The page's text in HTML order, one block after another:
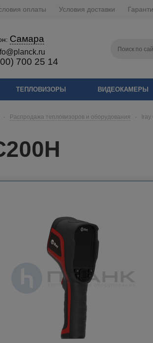
оплаты Условия доставки
Самара
700 25 14
ТЕПЛОВИЗОРЫ ВИДЕОКАМЕРЫ
- Распродажа тепловизоров и оборудования -